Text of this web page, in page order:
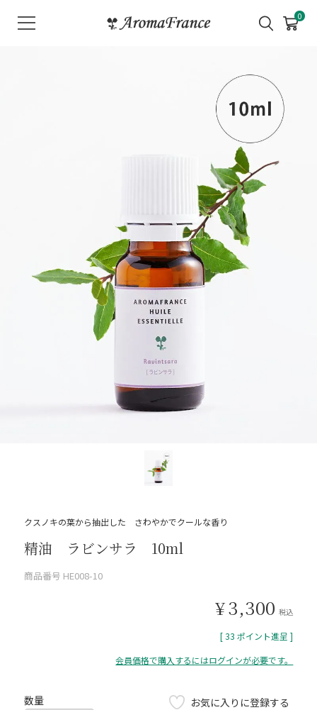
メ
ニ
0
クスノキの葉から抽出した さわやかでクールな香り
精油 ラビンサラ 10ml
商品番号 HE008-10
¥3,300 税込
[33 ポイント進呈 ]
会員価格で購入するにはログインが必要です。
お気に入りに登録する